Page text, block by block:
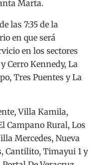
Marta.
las 7:35 de la
en que será
en los sectores
Cerro Kennedy, La
Tres Puentes y La
Villa Kamila,
Campano Rural, Los
Mercedes, Nueva
Cantilito, Timayui 1 y